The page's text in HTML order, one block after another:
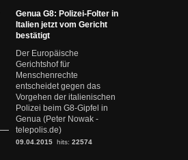
Genua G8: Polizei-Folter in
Italien jetzt vom Gericht
bestätigt
Der Europäische
Gerichtshof für
Menschenrechte
entscheidet gegen das
Vorgehen der italienischen
Polizei beim G8-Gipfel in
Genua (Peter Nowak -
telepolis.de)
09.04.2015 hits: 22574